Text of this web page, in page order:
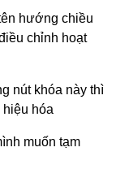
hướng chiều
chỉnh hoạt
nút khóa này thì
hiệu hóa
muốn tạm